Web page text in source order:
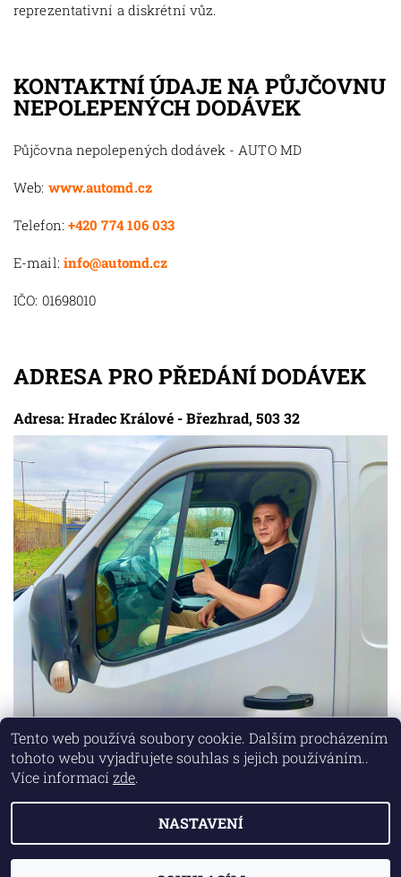
reprezentativní a diskrétní vůz.
KONTAKTNÍ ÚDAJE NA PŮJČOVNU
NEPOLEPENÝCH DODÁVEK
Půjčovna nepolepených dodávek - AUTO MD
Web: www.automd.cz
Telefon: +420 774 106 033
E-mail: info@automd.cz
IČO: 01698010
ADRESA PRO PŘEDÁNÍ DODÁVEK
Adresa: Hradec Králové - Březhrad, 503 32
Lokality Marketing zajišťuje společnost X-VISION
2026 © AUTO MD, všechna práva vyhrazena
Vytvořil Shoptet
Tento web používá soubory cookie. Dalším procházením
tohoto webu vyjadřujete souhlas s jejich používáním..
Více informací zde.
NASTAVENÍ